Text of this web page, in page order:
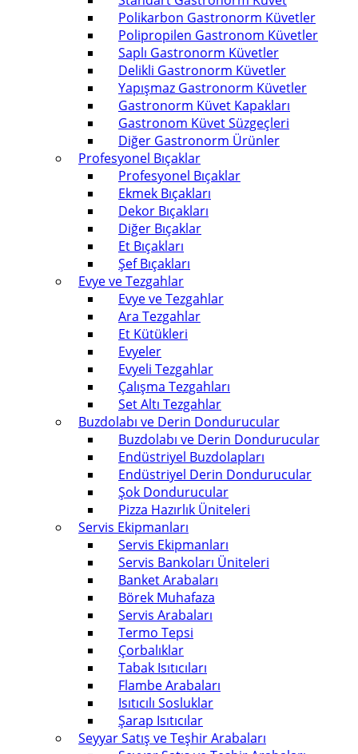
Polikarbon Gastronorm Küvetler
Polipropilen Gastronom Küvetler
Saplı Gastronorm Küvetler
Delikli Gastronorm Küvetler
Yapışmaz Gastronorm Küvetler
Gastronorm Küvet Kapakları
Gastronom Küvet Süzgeçleri
Diğer Gastronorm Ürünler
Profesyonel Bıçaklar
Profesyonel Bıçaklar
Ekmek Bıçakları
Dekor Bıçakları
Diğer Bıçaklar
Et Bıçakları
Şef Bıçakları
Evye ve Tezgahlar
Evye ve Tezgahlar
Ara Tezgahlar
Et Kütükleri
Evyeler
Evyeli Tezgahlar
Çalışma Tezgahları
Set Altı Tezgahlar
Buzdolabı ve Derin Dondurucular
Buzdolabı ve Derin Dondurucular
Endüstriyel Buzdolapları
Endüstriyel Derin Dondurucular
Şok Dondurucular
Pizza Hazırlık Üniteleri
Servis Ekipmanları
Servis Ekipmanları
Servis Bankoları Üniteleri
Banket Arabaları
Börek Muhafaza
Servis Arabaları
Termo Tepsi
Çorbalıklar
Tabak Isıtıcıları
Flambe Arabaları
Isıtıcılı Sosluklar
Şarap Isıtıcılar
Seyyar Satış ve Teşhir Arabaları